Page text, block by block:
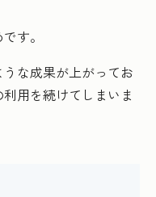
す。
な成果が上がってお
用を続けてしまいま